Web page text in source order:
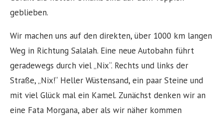
geblieben.
Wir machen uns auf den direkten, über 1000 km langen
Weg in Richtung Salalah. Eine neue Autobahn führt
geradewegs durch viel „Nix“. Rechts und links der
Straße, „Nix!“ Heller Wüstensand, ein paar Steine und
mit viel Glück mal ein Kamel. Zunächst denken wir an
eine Fata Morgana, aber als wir näher kommen